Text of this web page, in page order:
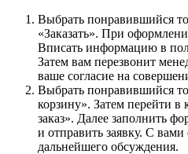
Выбрать понравившийся
«Заказать». При
Вписать информацию в
Затем вам перезвонит
ваше согласие на
Выбрать понравившийся
корзину». Затем перейти
заказ». Далее заполнить
и отправить заявку. С
дальнейшего обсуждения.